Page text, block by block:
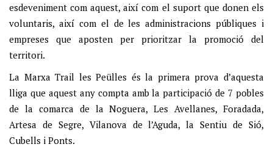
esdeveniment com aquest, així com el suport que donen els
voluntaris, així com el de les administracions públiques i
empreses que aposten per prioritzar la promoció del
territori.
La Marxa Trail les Peülles és la primera prova d’aquesta
lliga que aquest any compta amb la participació de 7 pobles
de la comarca de la Noguera, Les Avellanes, Foradada,
Artesa de Segre, Vilanova de l’Aguda, la Sentiu de Sió,
Cubells i Ponts.